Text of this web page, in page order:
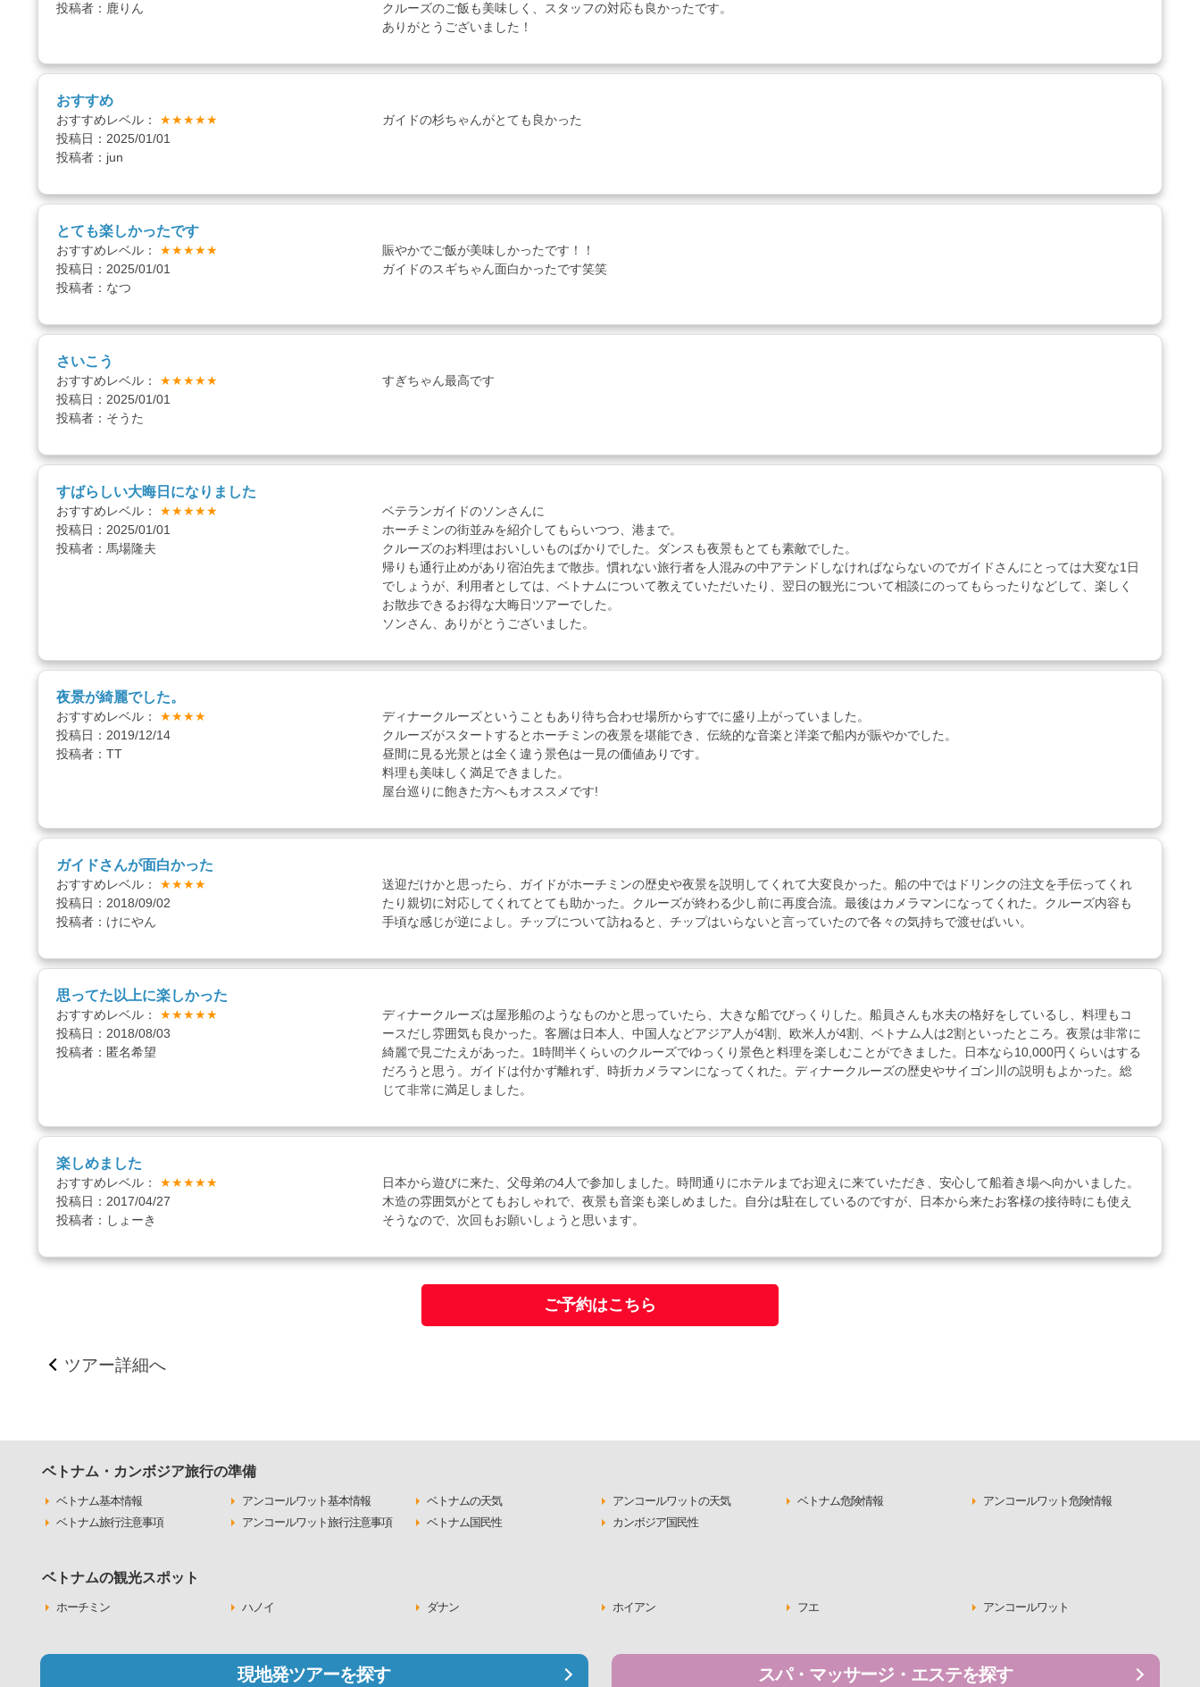
投稿者：鹿りん
クルーズのご飯も美味しく、スタッフの対応も良かったです。
ありがとうございました！
おすすめ
おすすめレベル：
★★★★★
投稿日：2025/01/01
投稿者：jun
ガイドの杉ちゃんがとても良かった
とても楽しかったです
おすすめレベル：
★★★★★
投稿日：2025/01/01
投稿者：なつ
賑やかでご飯が美味しかったです！！
ガイドのスギちゃん面白かったです笑笑
さいこう
おすすめレベル：
★★★★★
投稿日：2025/01/01
投稿者：そうた
すぎちゃん最高です
すばらしい大晦日になりました
おすすめレベル：
★★★★★
投稿日：2025/01/01
投稿者：馬場隆夫
ベテランガイドのソンさんに
ホーチミンの街並みを紹介してもらいつつ、港まで。
クルーズのお料理はおいしいものばかりでした。ダンスも夜景もとても素敵でした。
帰りも通行止めがあり宿泊先まで散歩。慣れない旅行者を人混みの中アテンドしなければならないのでガイドさんにとっては大変な1日
でしょうが、利用者としては、ベトナムについて教えていただいたり、翌日の観光について相談にのってもらったりなどして、楽しく
お散歩できるお得な大晦日ツアーでした。
ソンさん、ありがとうございました。
夜景が綺麗でした。
おすすめレベル：
★★★★
投稿日：2019/12/14
投稿者：TT
ディナークルーズということもあり待ち合わせ場所からすでに盛り上がっていました。
クルーズがスタートするとホーチミンの夜景を堪能でき、伝統的な音楽と洋楽で船内が賑やかでした。
昼間に見る光景とは全く違う景色は一見の価値ありです。
料理も美味しく満足できました。
屋台巡りに飽きた方へもオススメです!
ガイドさんが面白かった
おすすめレベル：
★★★★
投稿日：2018/09/02
投稿者：けにやん
送迎だけかと思ったら、ガイドがホーチミンの歴史や夜景を説明してくれて大変良かった。船の中ではドリンクの注文を手伝ってくれ
たり親切に対応してくれてとても助かった。クルーズが終わる少し前に再度合流。最後はカメラマンになってくれた。クルーズ内容も
手頃な感じが逆によし。チップについて訪ねると、チップはいらないと言っていたので各々の気持ちで渡せばいい。
思ってた以上に楽しかった
おすすめレベル：
★★★★★
投稿日：2018/08/03
投稿者：匿名希望
ディナークルーズは屋形船のようなものかと思っていたら、大きな船でびっくりした。船員さんも水夫の格好をしているし、料理もコ
ースだし雰囲気も良かった。客層は日本人、中国人などアジア人が4割、欧米人が4割、ベトナム人は2割といったところ。夜景は非常に
綺麗で見ごたえがあった。1時間半くらいのクルーズでゆっくり景色と料理を楽しむことができました。日本なら10,000円くらいはする
だろうと思う。ガイドは付かず離れず、時折カメラマンになってくれた。ディナークルーズの歴史やサイゴン川の説明もよかった。総
じて非常に満足しました。
楽しめました
おすすめレベル：
★★★★★
投稿日：2017/04/27
投稿者：しょーき
日本から遊びに来た、父母弟の4人で参加しました。時間通りにホテルまでお迎えに来ていただき、安心して船着き場へ向かいました。
木造の雰囲気がとてもおしゃれで、夜景も音楽も楽しめました。自分は駐在しているのですが、日本から来たお客様の接待時にも使え
そうなので、次回もお願いしょうと思います。
ご予約はこちら
ツアー詳細へ
ベトナム・カンボジア旅行の準備
ベトナム基本情報 アンコールワット基本情報 ベトナムの天気 アンコールワットの天気 ベトナム危険情報
アンコールワット危険情報
ベトナム旅行注意事項
アンコールワット旅行注意事項 ベトナム国民性 カンボジア国民性
ベトナムの観光スポット
ホーチミン ハノイ ダナン ホイアン フエ アンコールワット
現地発ツアーを探す スパ・マッサージ・エステを探す